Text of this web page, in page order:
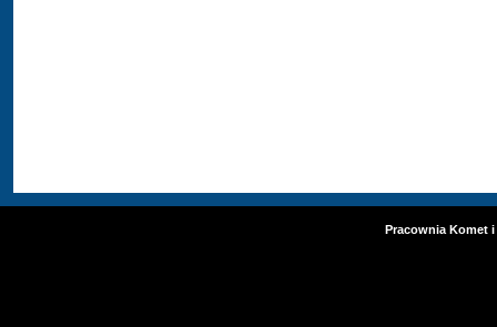
Pracownia Komet